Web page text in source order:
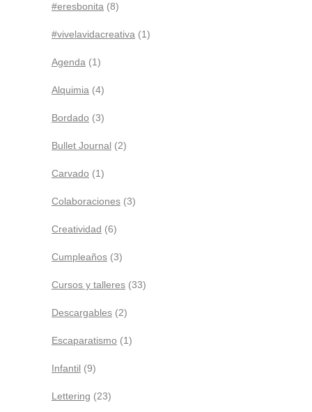
#eresbonita (8)
#vivelavidacreativa (1)
Agenda (1)
Alquimia (4)
Bordado (3)
Bullet Journal (2)
Carvado (1)
Colaboraciones (3)
Creatividad (6)
Cumpleaños (3)
Cursos y talleres (33)
Descargables (2)
Escaparatismo (1)
Infantil (9)
Lettering (23)